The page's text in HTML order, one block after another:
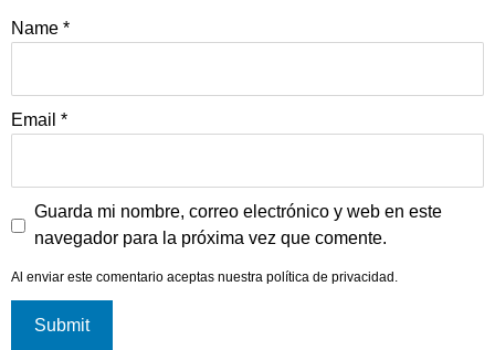
Name *
Email *
Guarda mi nombre, correo electrónico y web en este
navegador para la próxima vez que comente.
Al enviar este comentario aceptas nuestra política de privacidad .